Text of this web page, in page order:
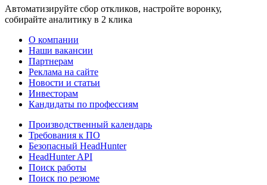
Автоматизируйте сбор откликов, настройте воронку,
собирайте аналитику в 2 клика
О компании
Наши вакансии
Партнерам
Реклама на сайте
Новости и статьи
Инвесторам
Кандидаты по профессиям
Производственный календарь
Требования к ПО
Безопасный HeadHunter
HeadHunter API
Поиск работы
Поиск по резюме